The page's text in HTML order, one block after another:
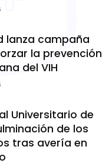
lanza campaña
la prevención
del VIH
Universitario de
de los
tras avería en